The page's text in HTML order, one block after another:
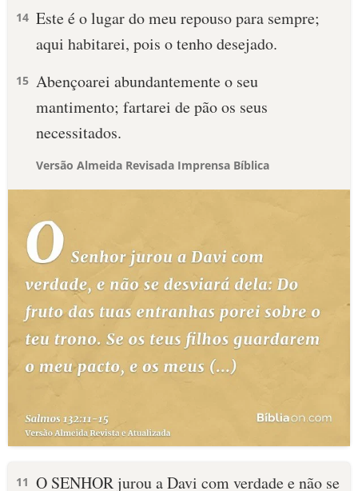
14 Este é o lugar do meu repouso para sempre;
aqui habitarei, pois o tenho desejado.
15 Abençoarei abundantemente o seu
mantimento; fartarei de pão os seus
necessitados.
Versão Almeida Revisada Imprensa Bíblica
11 O SENHOR jurou a Davi com verdade e não se